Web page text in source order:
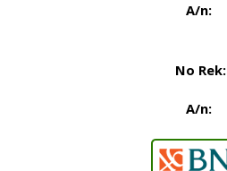
A/n:
No Rek:
A/n: